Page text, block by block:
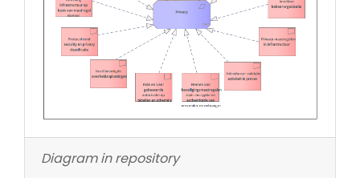
Diagram in repository